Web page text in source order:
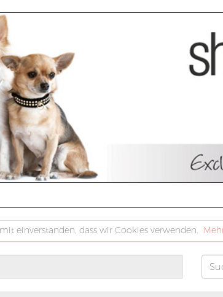
einverstanden, dass wir Cookies verwenden.